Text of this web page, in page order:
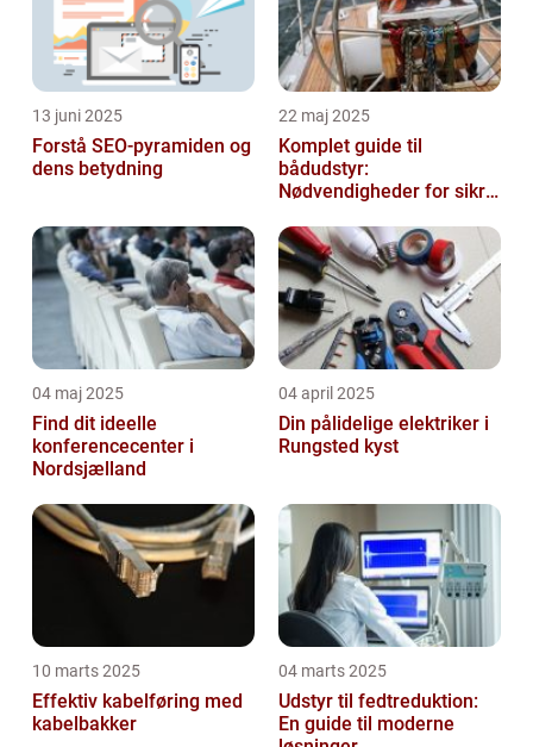
13 juni 2025
Forstå SEO-pyramiden og
dens betydning
22 maj 2025
Komplet guide til
bådudstyr:
Nødvendigheder for sikre
04 maj 2025
Find dit ideelle
konferencecenter i
Nordsjælland
04 april 2025
Din pålidelige elektriker i
Rungsted kyst
10 marts 2025
Effektiv kabelføring med
kabelbakker
04 marts 2025
Udstyr til fedtreduktion:
En guide til moderne